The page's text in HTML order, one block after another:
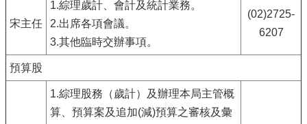
宋主任
1.綜理歲計、會計及統計業務。
2.出席各項會議。
3.其他臨時交辦事項。
(02)2725-
6207
預算股
1.綜理股務（歲計）及辦理本局主管概
算、預算案及追加(減)預算之審核及彙